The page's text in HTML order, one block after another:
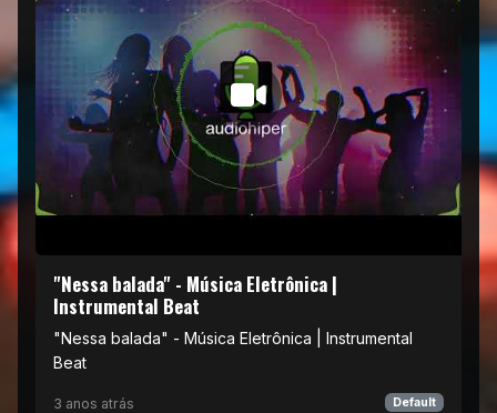
"Nessa balada" - Música Eletrônica |
Instrumental Beat
"Nessa balada" - Música Eletrônica | Instrumental
Beat
3 anos atrás Default